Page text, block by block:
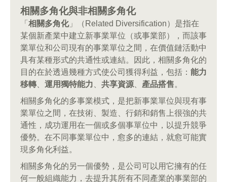
相關多角化與非相關多角化
「 相關多角化」（Related Diversification）是指在
某個新產業中建立新事業單位（或事業部），而該事
業單位和公司現有的事業單位之間，在價值鏈活動中
具有某種形式的共通性或連結。因此，相關多角化的
目的在於透過幾種方式使公司獲得利益，包括： 能力
移轉
運用獨特能力 共享資源 產品搭售。
相關多角化的多事業模式，是把新事業單位與現有事
業單位之間，在技術、製造、行銷和銷售上很強的共
通性，成功運用在一個或多個事單位中，以提升競爭
優勢。在不同事業單位中，愈多的連結，就愈可能實
現多角化利益。
相關多角化的另一個優勢，是公司可以用它擁有的任
何一般組織能力，去提升其所有不同產業的事業部的